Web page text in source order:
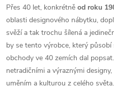
Přes 40 let, konkrétně od roku
oblasti designového nábytku,
svěží a tak trochu šílená a
by se tento výrobce, který
obchody ve 40 zemích dal
netradičními a výraznými
uměním a kulturou z celého světa.